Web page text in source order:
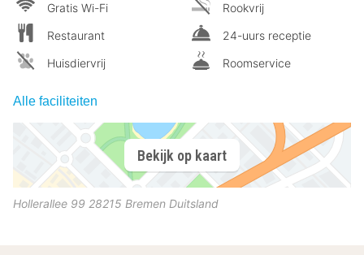
Gratis Wi-Fi
Restaurant
Huisdiervrij
Rookvrij
24-uurs receptie
Roomservice
Alle faciliteiten
Bekijk op kaart
Hollerallee 99 28215 Bremen Duitsland